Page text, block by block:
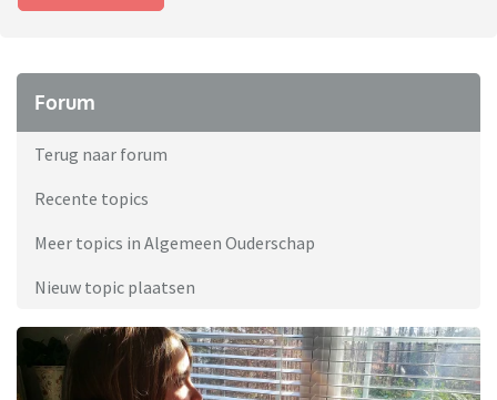
Forum
Terug naar forum
Recente topics
Meer topics in Algemeen Ouderschap
Nieuw topic plaatsen